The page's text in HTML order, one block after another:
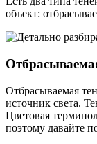
объект:
Отбрасываемая
источник света.
Цветовая
поэтому давайте